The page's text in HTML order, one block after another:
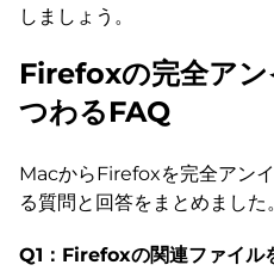
しましょう。
Firefoxの完全アン
つわるFAQ
MacからFirefoxを完全アン
る質問と回答をまとめました。
Q1：Firefoxの関連ファイル